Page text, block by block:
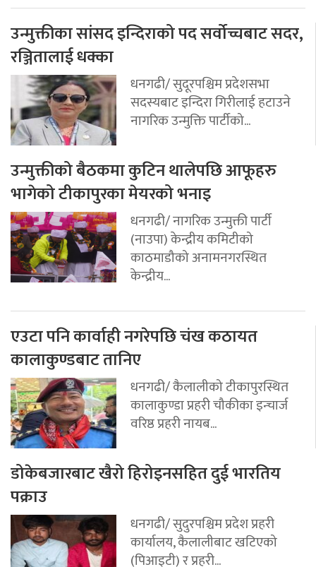
उन्मुक्तीका सांसद इन्दिराको पद सर्वोच्चबाट सदर,
रञ्जितालाई धक्का
धनगढी/ सुदूरपश्चिम प्रदेशसभा
सदस्यबाट इन्दिरा गिरीलाई हटाउने
नागरिक उन्मुक्ति पार्टीको...
उन्मुक्तीको बैठकमा कुटिन थालेपछि आफूहरु
भागेको टीकापुरका मेयरको भनाइ
धनगढी/ नागरिक उन्मुक्ती पार्टी
(नाउपा) केन्द्रीय कमिटीको
काठमाडौको अनामनगरस्थित
केन्द्रीय...
एउटा पनि कार्वाही नगरेपछि चंख कठायत
कालाकुण्डबाट तानिए
धनगढी/ कैलालीको टीकापुरस्थित
कालाकुण्डा प्रहरी चौकीका इन्चार्ज
वरिष्ठ प्रहरी नायब...
डोकेबजारबाट खैरो हिरोइनसहित दुई भारतिय
पक्राउ
धनगढी/ सुदुरपश्चिम प्रदेश प्रहरी
कार्यालय, कैलालीबाट खटिएको
(पिआइटी) र प्रहरी...